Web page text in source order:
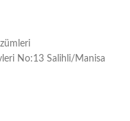
No:13 Salihli/Manisa